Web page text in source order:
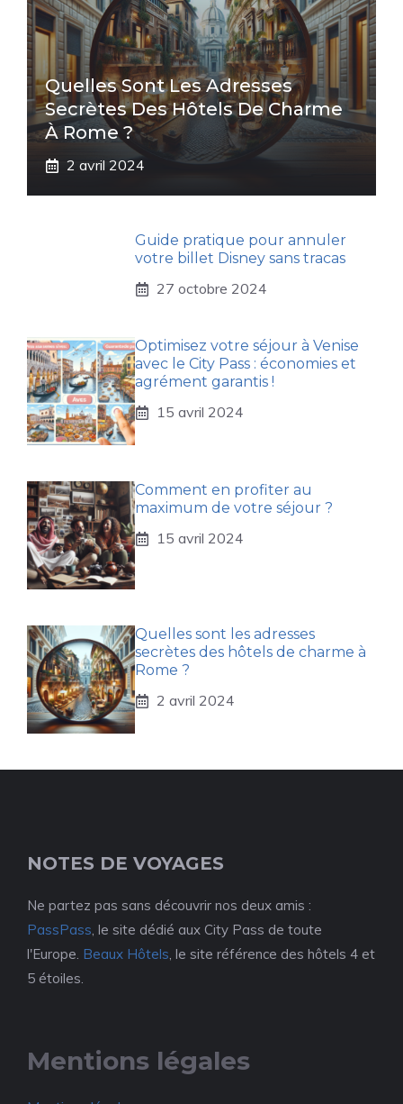
Quelles Sont Les Adresses
Secrètes Des Hôtels De Charme
À Rome ?
2 avril 2024
Guide pratique pour annuler
votre billet Disney sans tracas
27 octobre 2024
Optimisez votre séjour à Venise
avec le City Pass : économies et
agrément garantis !
15 avril 2024
Comment en profiter au
maximum de votre séjour ?
15 avril 2024
Quelles sont les adresses
secrètes des hôtels de charme à
Rome ?
2 avril 2024
NOTES DE VOYAGES
Ne partez pas sans découvrir nos deux amis :
PassPass, le site dédié aux City Pass de toute
l'Europe. Beaux Hôtels, le site référence des hôtels 4 et
5 étoiles.
Mentions légales